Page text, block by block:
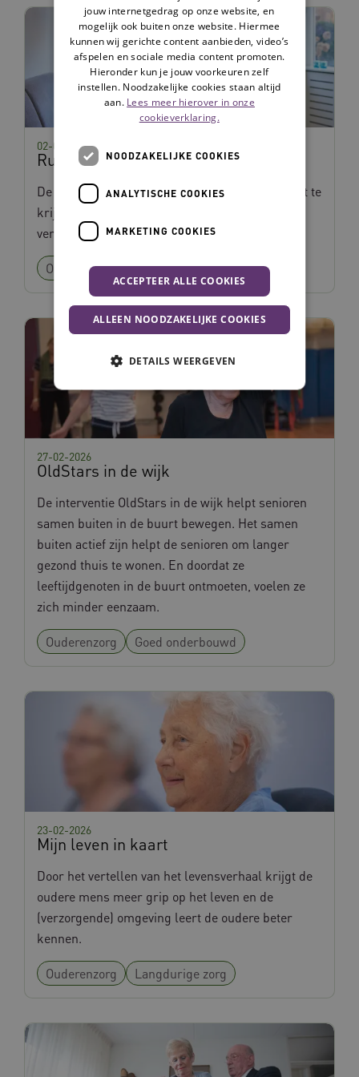
Ruimte voor Zorg
02-03-2026
De interventie Ruimte voor Zorg helpt om inzicht te
krijgen in de ervaren kwaliteit van
verpleeghuiszorg vanuit bewonersperspectief.
Ouderenzorg Goed onderbouwd
OldStars in de wijk
27-02-2026
De interventie OldStars in de wijk helpt senioren
samen buiten in de buurt bewegen. Het samen
buiten actief zijn helpt de senioren om langer
gezond thuis te wonen. En doordat ze
leeftijdgenoten in de buurt ontmoeten, voelen ze
zich minder eenzaam.
Ouderenzorg Goed onderbouwd
Mijn leven in kaart
23-02-2026
Door het vertellen van het levensverhaal krijgt de
oudere mens meer grip op het leven en de
(verzorgende) omgeving leert de oudere beter
kennen.
Ouderenzorg Langdurige zorg
jouw internetgedrag op onze website, en
mogelijk ook buiten onze website. Hiermee
kunnen wij gerichte content aanbieden, video’s
afspelen en sociale media content promoten.
Hieronder kun je jouw voorkeuren zelf
instellen. Noodzakelijke cookies staan altijd
aan. Lees meer hierover in onze
cookieverklaring.
NOODZAKELIJKE COOKIES
ANALYTISCHE COOKIES
MARKETING COOKIES
ACCEPTEER ALLE COOKIES
ALLEEN NOODZAKELIJKE COOKIES
DETAILS WEERGEVEN
Noodzakelijke cookies
Analytische cookies
Deze functionele en technische cookies zorgen
worden altijd geplaatst en maken geen inbreuk
Naam
Provider
AWSALBCORS
Amazon.com Inc.
vilans.blueconic.net
w036.databankinterventies.nl
x-ms-routing-name
Microsoft
ARRAffinity
Microsoft Corporation
.www.databankinterventies.nl
CookieScriptConsent
CookieScript
www.databankinterventies.nl
Google Privacy Policy